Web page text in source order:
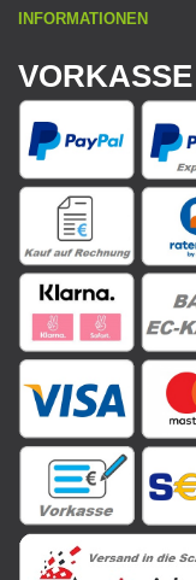
INFORMATIONEN